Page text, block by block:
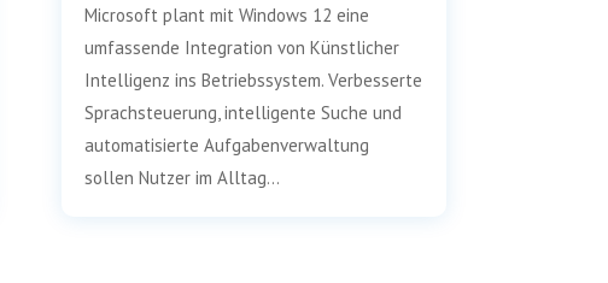
Microsoft plant mit Windows 12 eine
umfassende Integration von Künstlicher
Intelligenz ins Betriebssystem. Verbesserte
Sprachsteuerung, intelligente Suche und
automatisierte Aufgabenverwaltung
sollen Nutzer im Alltag...